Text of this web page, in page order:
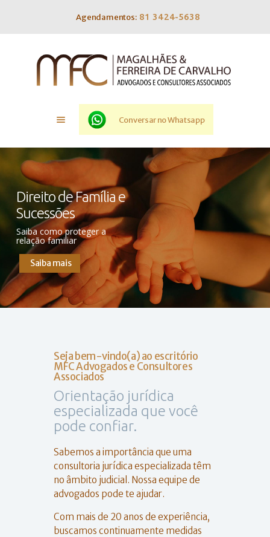
Agendamentos: 81 3424-5638
Conversar no Whatsapp
Home
O Escritório
Atuação
Contato
DireitodeFamília e
Sucessões
Saiba mais
Saiba como proteger a
relação familiar
Seja bem-vindo(a) ao escritório
MFC Advogados e Consultores
Associados
Orientação jurídica
especializada que você
pode confiar.
Sabemos a importância que uma
consultoria jurídica especializada têm
no âmbito judicial. Nossa equipe de
advogados pode te ajudar.
Com mais de 20 anos de experiência,
buscamos continuamente medidas